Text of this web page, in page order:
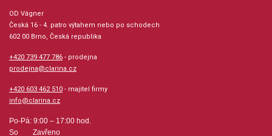
Velikost (rozměr): 23 x 30 cm
Počet skladeb: 11
Počet stran: 23
hudební úprava: melodie / akordy
Obsazení: solo
OD Vágner
Česká 16 - 4. patro výtahem nebo po schodech
602 00 Brno, Česká republika
+420 739 477 786 - prodejna
prodejna@clarina.cz
+420 603 462 510 - majitel firmy
info@clarina.cz
Po-Pá: 9:00 – 17:00 hod.
So Zavřeno